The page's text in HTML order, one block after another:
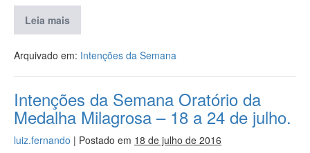
Leia mais
Arquivado em: Intenções da Semana
Intenções da Semana Oratório da
Medalha Milagrosa – 18 a 24 de julho.
luiz.fernando | Postado em 18 de julho de 2016